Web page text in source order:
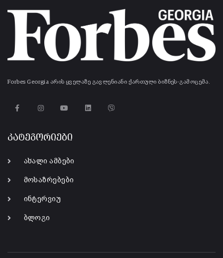
Forbes Georgia არის ყველაზე გავლენიანი ქართული ბიზნეს-გამოცემა.
კატეგორიები
ახალი ამბები
მოსაზრებები
ინტერვიუ
ბლოგი